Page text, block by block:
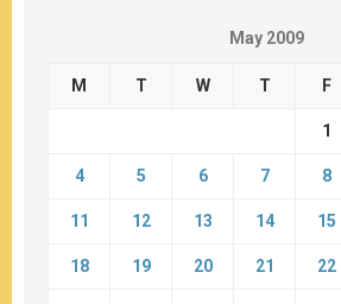
May 2009
M T W T F
1
4 5 6 7 8
11 12 13 14 15
18 19 20 21 22